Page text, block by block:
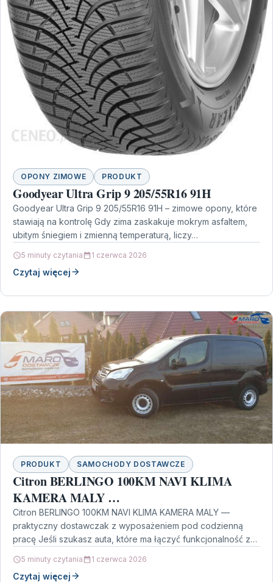
OPONY ZIMOWE PRODUKT
Goodyear Ultra Grip 9 205/55R16 91H
Goodyear Ultra Grip 9 205/55R16 91H – zimowe opony, które
stawiają na kontrolę Gdy zima zaskakuje mokrym asfaltem,
ubitym śniegiem i zmienną temperaturą, liczy…
5 minuty czytania 1 czerwca 2026
Czytaj więcej
PRODUKT SAMOCHODY DOSTAWCZE
Citron BERLINGO 100KM NAVI KLIMA
KAMERA MALY …
Citron BERLINGO 100KM NAVI KLIMA KAMERA MALY —
praktyczny dostawczak z wyposażeniem pod codzienną
pracę Jeśli szukasz auta, które ma łączyć funkcjonalność z
5 minuty czytania 1 czerwca 2026
Czytaj więcej